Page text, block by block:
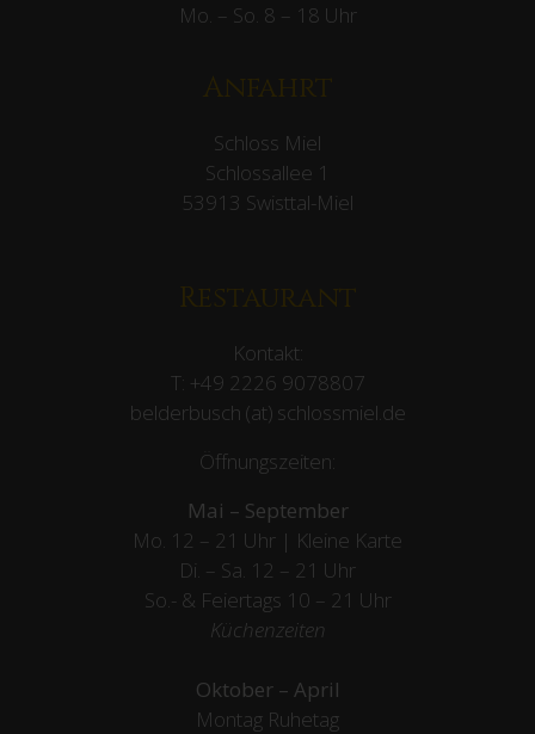
Mo. – So. 8 – 18 Uhr
Anfahrt
Schloss Miel
Schlossallee 1
53913 Swisttal-Miel
Restaurant
Kontakt:
T: +49 2226 9078807
belderbusch (at) schlossmiel.de
Öffnungszeiten:
Mai – September
Mo. 12 – 21 Uhr | Kleine Karte
Di. – Sa. 12 – 21 Uhr
So.- & Feiertags 10 – 21 Uhr
Küchenzeiten
Oktober – April
Montag Ruhetag